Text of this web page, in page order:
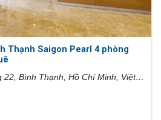
Thạnh Saigon Pearl 4 phòng
22, Bình Thạnh, Hồ Chí Minh, Việt